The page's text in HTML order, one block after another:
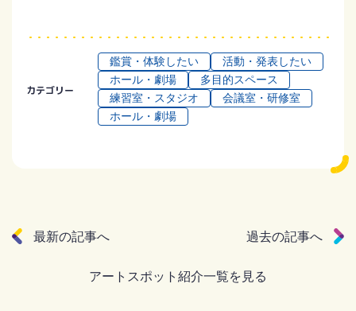
カテゴリー
鑑賞・体験したい
活動・発表したい
ホール・劇場
多目的スペース
練習室・スタジオ
会議室・研修室
ホール・劇場
最新の記事へ
アートスポット紹介一覧を見る
過去の記事へ